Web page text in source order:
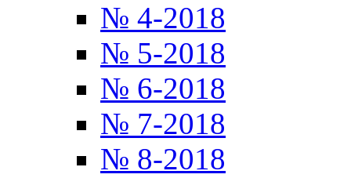
№ 4-2018
№ 5-2018
№ 6-2018
№ 7-2018
№ 8-2018